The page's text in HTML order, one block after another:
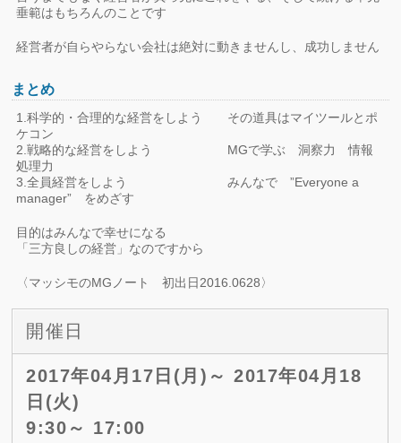
垂範はもちろんのことです
経営者が自らやらない会社は絶対に動きませんし、成功しません
まとめ
1.科学的・合理的な経営をしよう その道具はマイツールとポ
ケコン
2.戦略的な経営をしよう MGで学ぶ 洞察力 情報
処理力
3.全員経営をしよう みんなで ”Everyone a
manager” をめざす
目的はみんなで幸せになる
「三方良しの経営」なのですから
〈マッシモのMGノート 初出日2016.0628〉
開催日
2017年04月17日(月)～ 2017年04月18
日(火)
9:30～ 17:00